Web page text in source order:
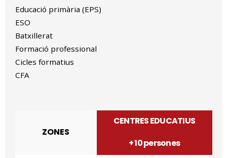
Educació primària (EPS)
ESO
Batxillerat
Formació professional
Cicles formatius
CFA
ZONES
CENTRES EDUCATIUS
+ 10 persones